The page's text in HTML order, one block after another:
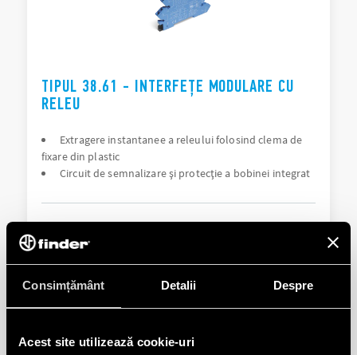
Consimțământ Detalii Despre
Acest site utilizează cookie-uri
TIPUL 38.61 - INTERFEȚE MODULARE CU
RELEU
Extragere instantanee a releului folosind clema de
fixare din plastic
Circuit de semnalizare și protecție a bobinei integrat
DETALII